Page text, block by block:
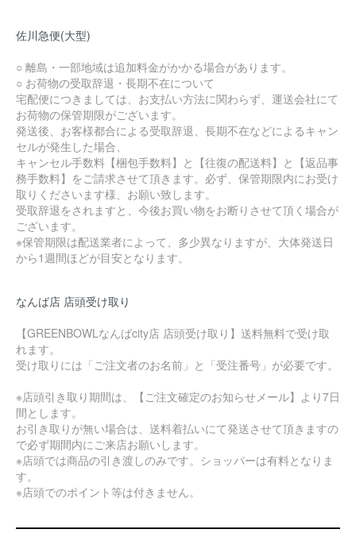
佐川急便(大型)
○ 離島・一部地域は追加料金がかかる場合があります。
○ お荷物の受取辞退・長期不在について
宅配便につきましては、お支払い方法に関わらず、運送会社にて
お荷物の保管期限がございます。
発送後、お客様都合による受取辞退、長期不在などによるキャン
セルが発生した場合、
キャンセル手数料【梱包手数料】と【往復の配送料】と【返品事
務手数料】をご請求させて頂きます。必ず、保管期限内にお受け
取りくださいます様、お願い致します。
受取辞退をされますと、今後お買い物をお断りさせて頂く場合が
ございます。
※保管期限は配送業者によって、多少異なりますが、大体発送日
から1週間ほどが目安となります。
なんば店 店頭受け取り
【GREENBOWLなんばcity店 店頭受け取り】送料無料で受け取
れます。
受け取りには「ご注文者のお名前」と「受注番号」が必要です。
※店頭引き取り期間は、【ご注文確定のお知らせメール】より7日
間とします。
お引き取りが無い場合は、送料着払いにて発送させて頂きますの
で必ず期間内にご来店お願いします。
※店頭では商品の引き渡しのみです。ショッパーは有料となりま
す。
※店頭でのポイント等は付きません。